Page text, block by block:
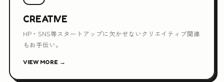
CREATIVE
HP・SNS等スタートアップに欠かせないクリエイティブ関連
もお手伝い。
VIEW MORE →